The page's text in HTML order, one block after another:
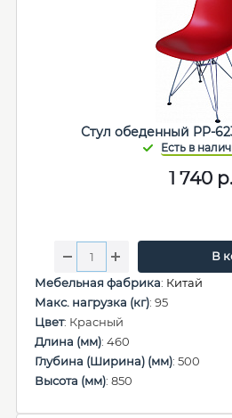
Стул обеденный PP-
1 740 р.
В
Мебельная фабрика: Китай
Макс. нагрузка (кг): 95
Цвет: Красный
Длина (мм): 460
Глубина (Ширина) (мм): 500
Высота (мм): 850